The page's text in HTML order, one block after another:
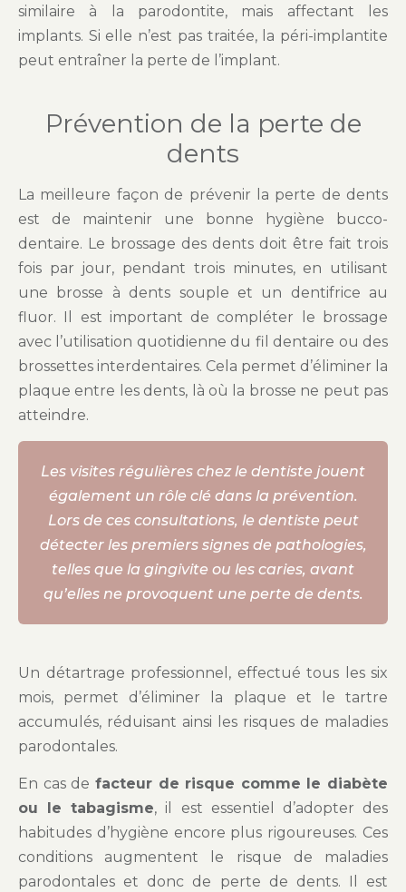
similaire à la parodontite, mais affectant les
implants. Si elle n’est pas traitée, la péri-implantite
peut entraîner la perte de l’implant.
Prévention de la perte de
dents
La meilleure façon de prévenir la perte de dents
est de maintenir une bonne hygiène bucco-
dentaire. Le brossage des dents doit être fait trois
fois par jour, pendant trois minutes, en utilisant
une brosse à dents souple et un dentifrice au
fluor. Il est important de compléter le brossage
avec l’utilisation quotidienne du fil dentaire ou des
brossettes interdentaires. Cela permet d’éliminer la
plaque entre les dents, là où la brosse ne peut pas
atteindre.
Les visites régulières chez le dentiste jouent
également un rôle clé dans la prévention.
Lors de ces consultations, le dentiste peut
détecter les premiers signes de pathologies,
telles que la gingivite ou les caries, avant
qu’elles ne provoquent une perte de dents.
Un détartrage professionnel, effectué tous les six
mois, permet d’éliminer la plaque et le tartre
accumulés, réduisant ainsi les risques de maladies
parodontales.
En cas de facteur de risque comme le diabète
ou le tabagisme, il est essentiel d’adopter des
habitudes d’hygiène encore plus rigoureuses. Ces
conditions augmentent le risque de maladies
parodontales et donc de perte de dents. Il est